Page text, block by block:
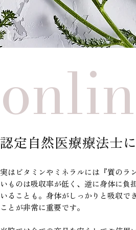
認定自然医療療法士
実はビタミンやミネラルには『質のラ
いものは吸収率が低く、逆に身体に負
いることも。身体がしっかりと吸収で
ことが非常に重要です。